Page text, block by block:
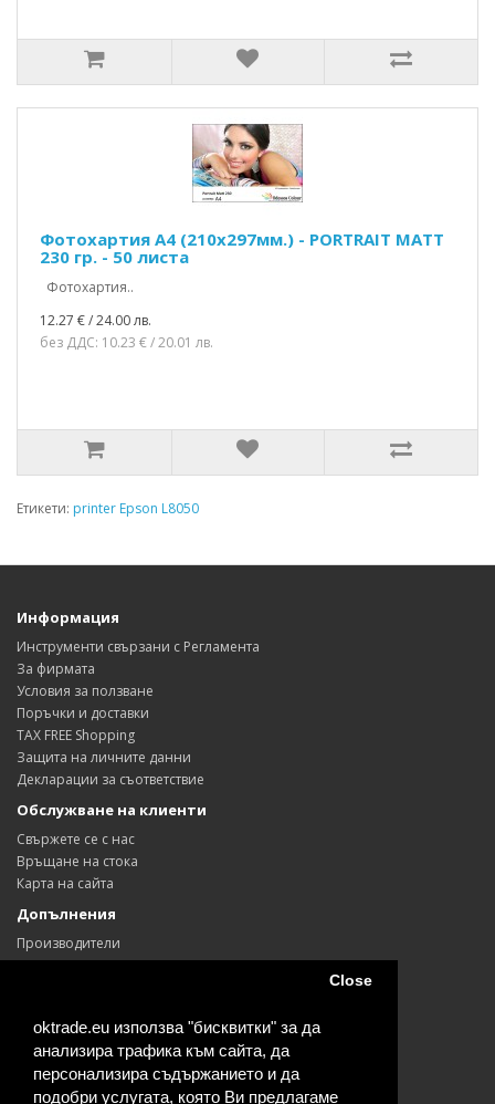
oktrade.eu използва "бисквитки" за да
анализира трафика към сайта, да
персонализира съдържанието и да
подобри услугата, която Ви предлагаме
Close
Фотохартия A4 (210x297мм.) - PORTRAIT MATT
230 гр. - 50 листа
Фотохартия..
12.27 € / 24.00 лв.
без ДДС: 10.23 € / 20.01 лв.
Етикети: printer Epson L8050
Информация
Инструменти свързани с Регламента
За фирмата
Условия за ползване
Поръчки и доставки
TAX FREE Shopping
Защита на личните данни
Декларации за съответствие
Обслужване на клиенти
Свържете се с нас
Връщане на стока
Карта на сайта
Допълнения
Производители
Ваучери
Моят профил
История на поръчките